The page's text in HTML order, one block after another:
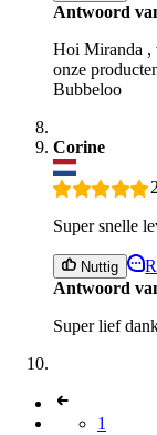
Antwoord
Hoi Miranda ,
onze
Bubbeloo
Corine
Super snelle
Nuttig
Antwoord
Super lief
1